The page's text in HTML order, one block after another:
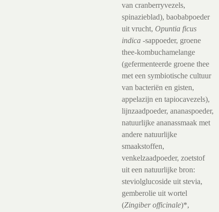
van cranberryvezels,
spinazieblad), baobabpoeder
uit vrucht, Opuntia ficus
indica -sappoeder, groene
thee-kombuchamelange
(gefermenteerde groene thee
met een symbiotische cultuur
van bacteriën en gisten,
appelazijn en tapiocavezels),
lijnzaadpoeder, ananaspoeder,
natuurlijke ananassmaak met
andere natuurlijke
smaakstoffen,
venkelzaadpoeder, zoetstof
uit een natuurlijke bron:
steviolglucoside uit stevia,
gemberolie uit wortel
(Zingiber officinale)*,